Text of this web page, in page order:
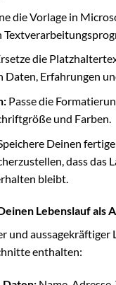
die Vorlage in
die
Daten, Erfahrungen
Passe die
und Farben.
Deinen
dass das
bleibt.
Lebenslauf als
und aussagekräftiger
enthalten: